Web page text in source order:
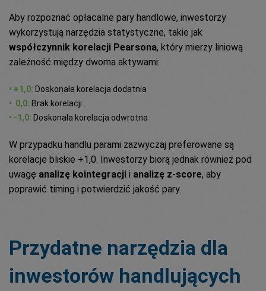
Aby rozpoznać opłacalne pary handlowe, inwestorzy
wykorzystują narzędzia statystyczne, takie jak
współczynnik korelacji Pearsona, który mierzy liniową
zależność między dwoma aktywami:
• +1,0: Doskonała korelacja dodatnia
• 0,0: Brak korelacji
• -1,0: Doskonała korelacja odwrotna
W przypadku handlu parami zazwyczaj preferowane są
korelacje bliskie +1,0. Inwestorzy biorą jednak również pod
uwagę analizę kointegracji i analizę z-score, aby
poprawić timing i potwierdzić jakość pary.
Przydatne narzędzia dla
inwestorów handlujących